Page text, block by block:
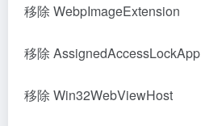
移除 WebpImageExtension
移除 AssignedAccessLockApp
移除 Win32WebViewHost